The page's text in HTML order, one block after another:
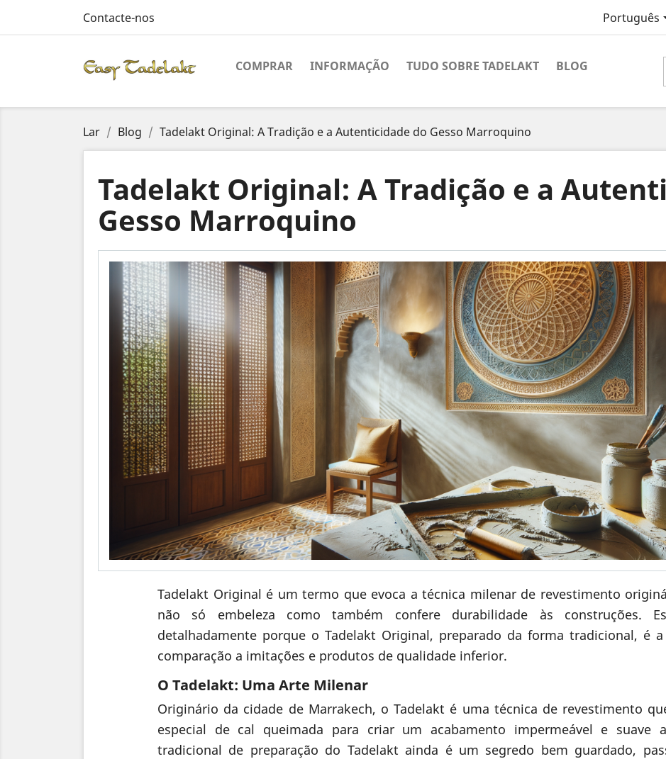
Contacte-nos Português
COMPRAR INFORMAÇÃO TUDO SOBRE TADELAKT BLOG
Lar Blog Tadelakt Original: A Tradição e a Autenticidade do Gesso Marroquino
Tadelakt Original: A Tradição e a
Gesso Marroquino
Tadelakt Original é um termo que evoca a técnica milenar de revestimento
não só embeleza como também confere durabilidade às construções.
detalhadamente porque o Tadelakt Original, preparado da forma tradicional, é
comparação a imitações e produtos de qualidade inferior.
O Tadelakt: Uma Arte Milenar
Originário da cidade de Marrakech, o Tadelakt é uma técnica de revestimento
especial de cal queimada para criar um acabamento impermeável e suave
tradicional de preparação do Tadelakt ainda é um segredo bem guardado,